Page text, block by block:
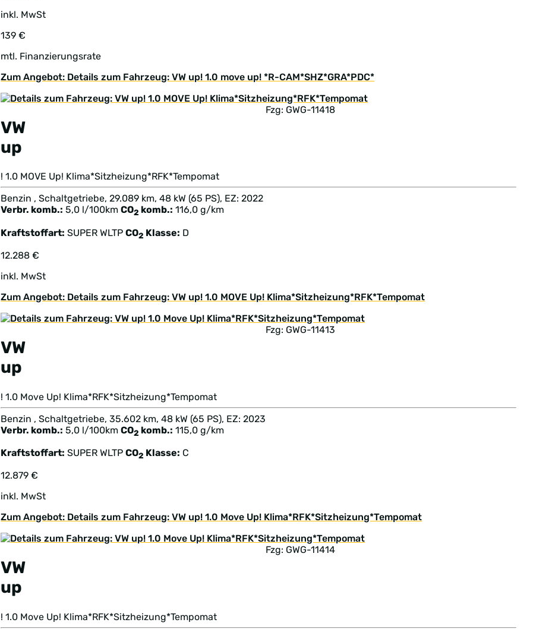
inkl. MwSt
139 €
mtl. Finanzierungsrate
Zum Angebot: Details zum Fahrzeug: VW up! 1.0 move up! *R-CAM*SHZ*GRA*PDC*
VW
up
Fzg: GWG-11418
! 1.0 MOVE Up! Klima*Sitzheizung*RFK*Tempomat
Benzin , Schaltgetriebe, 29.089 km, 48 kW (65 PS), EZ: 2022
Verbr. komb.: 5,0 l/100km CO2 komb.: 116,0 g/km
Kraftstoffart: SUPER WLTPCO2 Klasse: D
12.288 €
inkl. MwSt
Zum Angebot: Details zum Fahrzeug: VW up! 1.0 MOVE Up! Klima*Sitzheizung*RFK*Tempomat
VW
up
Fzg: GWG-11413
! 1.0 Move Up! Klima*RFK*Sitzheizung*Tempomat
Benzin , Schaltgetriebe, 35.602 km, 48 kW (65 PS), EZ: 2023
Verbr. komb.: 5,0 l/100km CO2 komb.: 115,0 g/km
Kraftstoffart: SUPER WLTPCO2 Klasse: C
12.879 €
inkl. MwSt
Zum Angebot: Details zum Fahrzeug: VW up! 1.0 Move Up! Klima*RFK*Sitzheizung*Tempomat
VW
up
Fzg: GWG-11414
! 1.0 Move Up! Klima*RFK*Sitzheizung*Tempomat